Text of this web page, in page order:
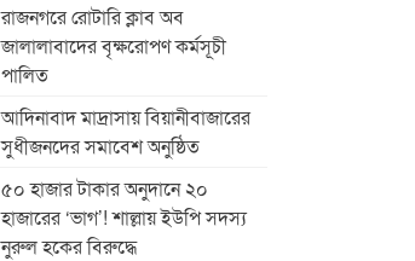
রাজনগরে রোটারি ক্লাব অব
জালালাবাদের বৃক্ষরোপণ কর্মসূচী
পালিত
আদিনাবাদ মাদ্রাসায় বিয়ানীবাজারের
সুধীজনদের সমাবেশ অনুষ্ঠিত
৫০ হাজার টাকার অনুদানে ২০
হাজারের ‘ভাগ’! শাল্লায় ইউপি সদস্য
নুরুল হকের বিরুদ্ধে